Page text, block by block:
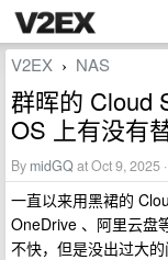
V2EX › NAS
群晖的 Cloud
OS 上有没有
By midGQat Oct 9, 2025
一直以来用黑裙的
OneDrive 、阿里云盘
不快，但是没出过大